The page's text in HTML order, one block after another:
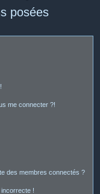
posées
me connecter ?!
des membres connectés ?
incorrecte !